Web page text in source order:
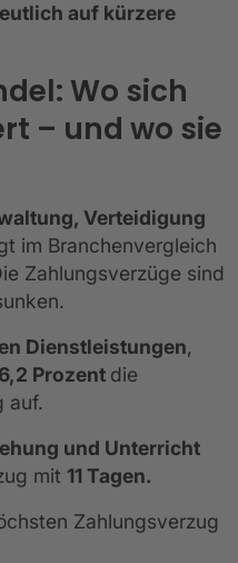
auf kürzere
Wo sich
– und wo sie
Verteidigung
im Branchenvergleich
Zahlungsverzüge sind
Dienstleistungen,
Prozent die
auf.
und Unterricht
mit 11 Tagen.
Zahlungsverzug